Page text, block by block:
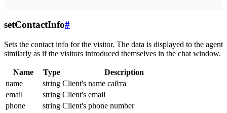
setContactInfo#
Sets the contact info for the visitor. The data is displayed to the agent
similarly as if the visitors introduced themselves in the chat window.
Name Type
Description
name
string Client's name сайта
email
string Client's email
phone
string Client's phone number